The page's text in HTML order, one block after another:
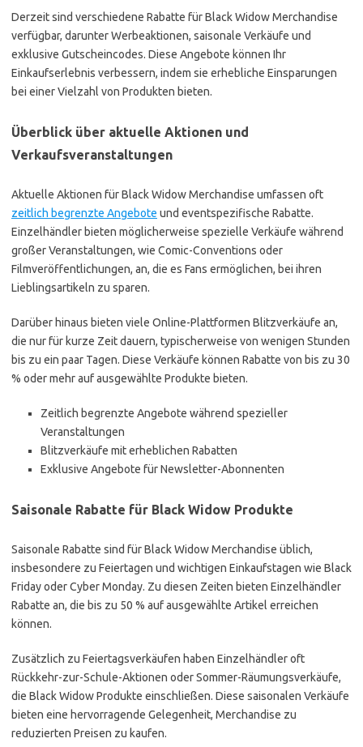
Derzeit sind verschiedene Rabatte für Black Widow Merchandise
verfügbar, darunter Werbeaktionen, saisonale Verkäufe und
exklusive Gutscheincodes. Diese Angebote können Ihr
Einkaufserlebnis verbessern, indem sie erhebliche Einsparungen
bei einer Vielzahl von Produkten bieten.
Überblick über aktuelle Aktionen und
Verkaufsveranstaltungen
Aktuelle Aktionen für Black Widow Merchandise umfassen oft
zeitlich begrenzte Angebote und eventspezifische Rabatte.
Einzelhändler bieten möglicherweise spezielle Verkäufe während
großer Veranstaltungen, wie Comic-Conventions oder
Filmveröffentlichungen, an, die es Fans ermöglichen, bei ihren
Lieblingsartikeln zu sparen.
Darüber hinaus bieten viele Online-Plattformen Blitzverkäufe an,
die nur für kurze Zeit dauern, typischerweise von wenigen Stunden
bis zu ein paar Tagen. Diese Verkäufe können Rabatte von bis zu 30
% oder mehr auf ausgewählte Produkte bieten.
Zeitlich begrenzte Angebote während spezieller
Veranstaltungen
Blitzverkäufe mit erheblichen Rabatten
Exklusive Angebote für Newsletter-Abonnenten
Saisonale Rabatte für Black Widow Produkte
Saisonale Rabatte sind für Black Widow Merchandise üblich,
insbesondere zu Feiertagen und wichtigen Einkaufstagen wie Black
Friday oder Cyber Monday. Zu diesen Zeiten bieten Einzelhändler
Rabatte an, die bis zu 50 % auf ausgewählte Artikel erreichen
können.
Zusätzlich zu Feiertagsverkäufen haben Einzelhändler oft
Rückkehr-zur-Schule-Aktionen oder Sommer-Räumungsverkäufe,
die Black Widow Produkte einschließen. Diese saisonalen Verkäufe
bieten eine hervorragende Gelegenheit, Merchandise zu
reduzierten Preisen zu kaufen.